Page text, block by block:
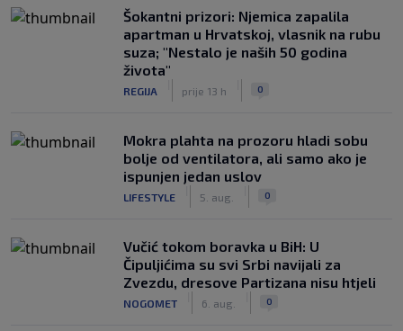
Šokantni prizori: Njemica zapalila
apartman u Hrvatskoj, vlasnik na rubu
suza; "Nestalo je naših 50 godina
života"
REGIJA prije 13 h 0
Mokra plahta na prozoru hladi sobu
bolje od ventilatora, ali samo ako je
ispunjen jedan uslov
LIFESTYLE 5. aug. 0
Vučić tokom boravka u BiH: U
Čipuljićima su svi Srbi navijali za
Zvezdu, dresove Partizana nisu htjeli
NOGOMET 6. aug. 0